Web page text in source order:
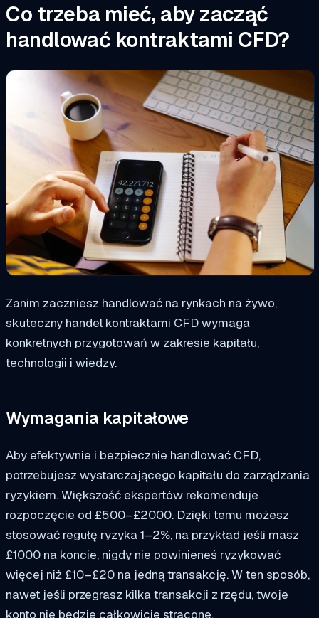
Co trzeba mieć, aby zacząć
handlować kontraktami CFD?
Zanim zaczniesz handlować na rynkach na żywo,
skuteczny handel kontraktami CFD wymaga
konkretnych przygotowań w zakresie kapitału,
technologii i wiedzy.
Wymagania kapitałowe
Aby efektywnie i bezpiecznie handlować CFD,
potrzebujesz wystarczającego kapitału do zarządzania
ryzykiem. Większość ekspertów rekomenduje
rozpoczęcie od £500–£2000. Dzięki temu możesz
stosować regułę ryzyka 1–2%, na przykład jeśli masz
£1000 na koncie, nigdy nie powinieneś ryzykować
więcej niż £10–£20 na jedną transakcję. W ten sposób,
nawet jeśli przegrasz kilka transakcji z rzędu, twoje
konto nie będzie całkowicie stracone.